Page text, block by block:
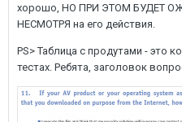
хорошо, НО ПРИ ЭТОМ БУДЕТ
НЕСМОТРЯ на его действия.
PS> Таблица с продутами - это
тестах. Ребята, заголовок